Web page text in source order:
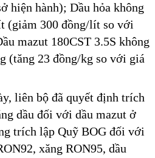
hiện hành); Dầu hỏa không
(giảm 300 đồng/lít so với
mazut 180CST 3.5S không
(tăng 23 đồng/kg so với giá
liên bộ đã quyết định trích
dầu đối với dầu mazut ở
trích lập Quỹ BOG đối với
xăng RON95, dầu